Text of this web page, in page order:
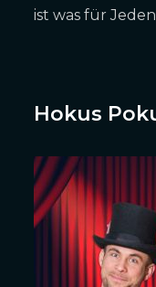
ist was für
Hokus